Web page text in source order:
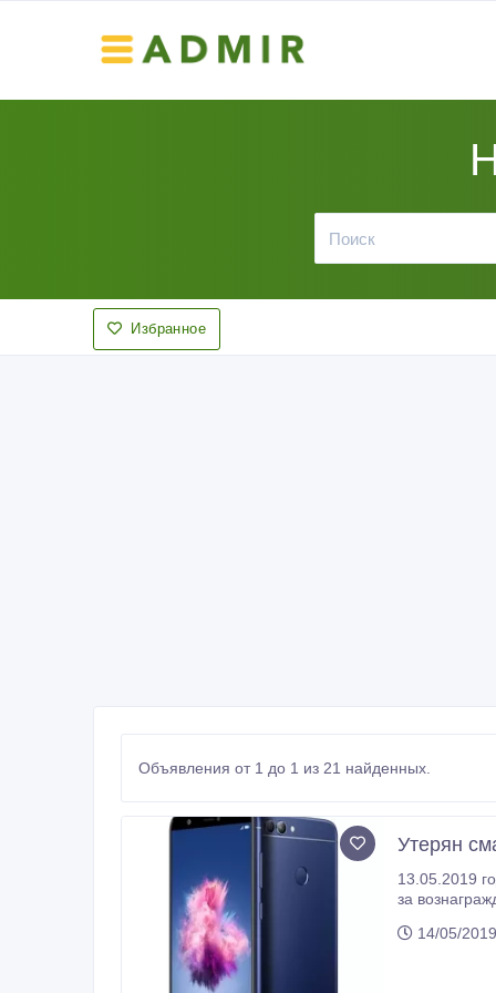
Избранное
Объявления от 1 до 1 из 21 найденных.
Утерян
13.05.2019
за
14/05/2019